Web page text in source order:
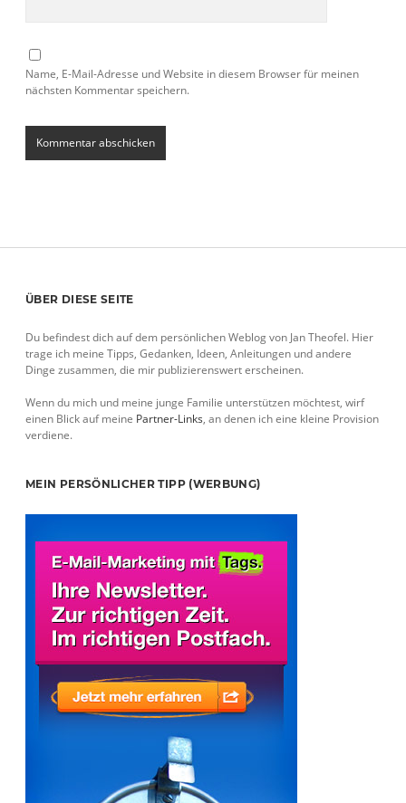
Name, E-Mail-Adresse und Website in diesem Browser für meinen
nächsten Kommentar speichern.
Sidebar
ÜBER DIESE SEITE
Du befindest dich auf dem persönlichen Weblog von Jan Theofel. Hier
trage ich meine Tipps, Gedanken, Ideen, Anleitungen und andere
Dinge zusammen, die mir publizierenswert erscheinen.
Wenn du mich und meine junge Familie unterstützen möchtest, wirf
einen Blick auf meine Partner-Links, an denen ich eine kleine Provision
verdiene.
MEIN PERSÖNLICHER TIPP (WERBUNG)